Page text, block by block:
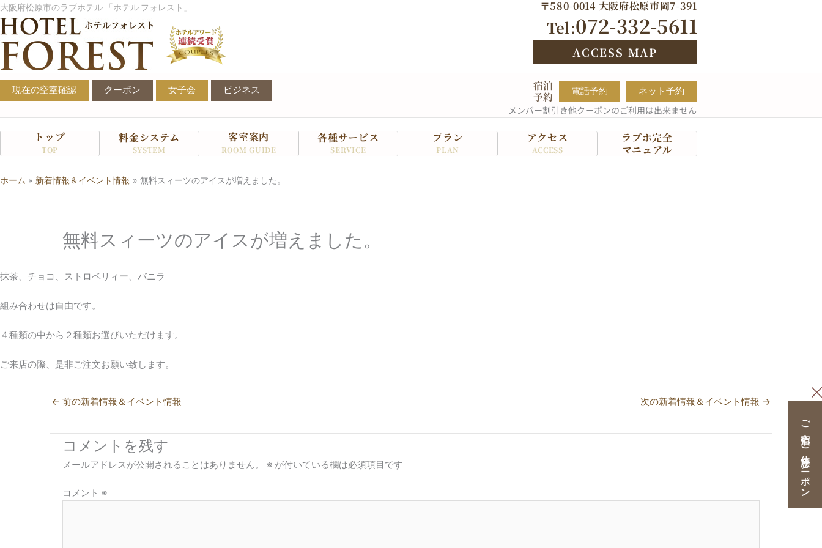
内
容
を
キ
ッ
大阪府松原市のラブホテル 「ホテル フォレスト」 〒580-0014 大阪府松原市岡7-391
Tel:072-332-5611
ACCESS MAP
現在の空室確認 クーポン 女子会 ビジネス
宿泊
予約
電話予約 ネット予約
メンバー割引き他クーポンのご利用は出来ません
トップ
TOP
料金システム
SYSTEM
客室案内
ROOM GUIDE
各種サービス
SERVICE
プラン
PLAN
アクセス
ACCESS
ラブホ完全
マニュアル
ホーム 新着情報＆イベント情報 無料スィーツのアイスが増えました。
無料スィーツのアイスが増えました。
抹茶、チョコ、ストロベリィー、バニラ
組み合わせは自由です。
４種類の中から２種類お選びいただけます。
ご来店の際、是非ご注文お願い致します。
← 前の新着情報＆イベント情報 次の新着情報＆イベント情報 →
コメントを残す
メールアドレスが公開されることはありません。 ※ が付いている欄は必須項目です
コメント ※ ご宿泊・ご休憩クーポン